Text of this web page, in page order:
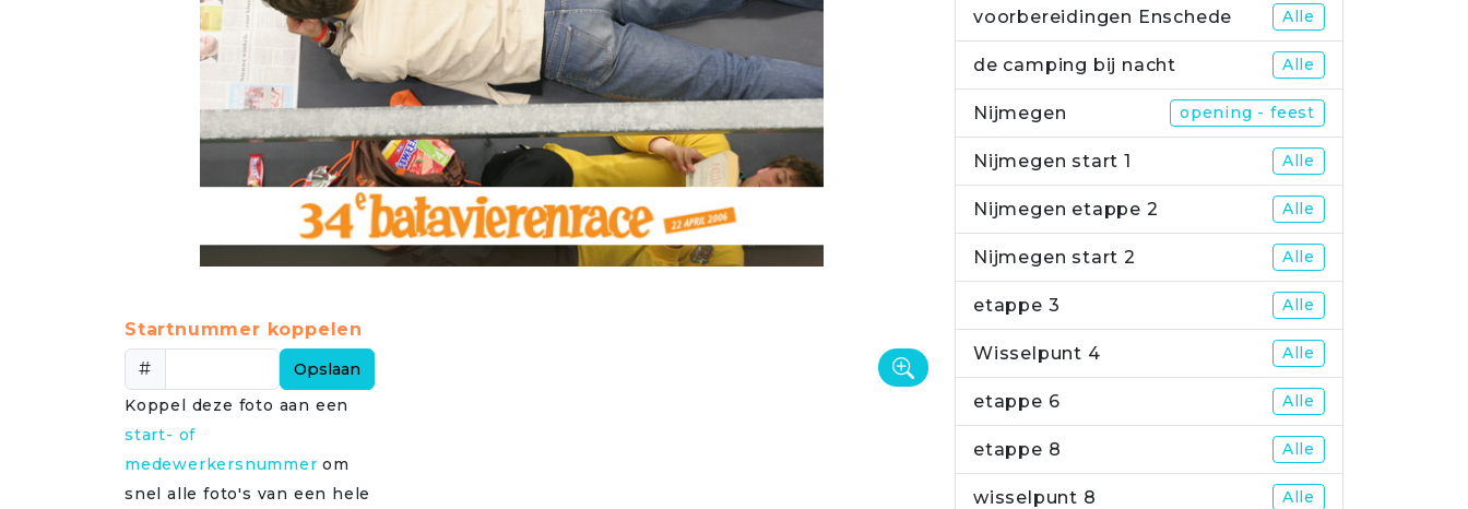
Startnummer koppelen
#
Opslaan
Koppel deze foto aan een
start- of
medewerkersnummer om
snel alle foto's van een hele
voorbereidingen Enschede Alle
de camping bij nacht Alle
Nijmegen opening - feest
Nijmegen start 1 Alle
Nijmegen etappe 2 Alle
Nijmegen start 2 Alle
etappe 3 Alle
Wisselpunt 4 Alle
etappe 6 Alle
etappe 8 Alle
wisselpunt 8 Alle